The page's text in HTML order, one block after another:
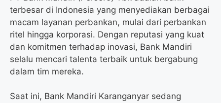
terbesar di Indonesia yang menyediakan berbagai
macam layanan perbankan, mulai dari perbankan
ritel hingga korporasi. Dengan reputasi yang kuat
dan komitmen terhadap inovasi, Bank Mandiri
selalu mencari talenta terbaik untuk bergabung
dalam tim mereka.
Saat ini, Bank Mandiri Karanganyar sedang